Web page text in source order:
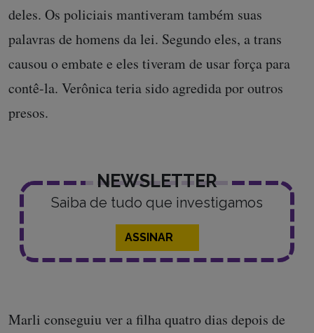
deles. Os policiais mantiveram também suas
palavras de homens da lei. Segundo eles, a trans
causou o embate e eles tiveram de usar força para
contê-la. Verônica teria sido agredida por outros
presos.
NEWSLETTER
Saiba de tudo que investigamos
ASSINAR
Marli conseguiu ver a filha quatro dias depois de